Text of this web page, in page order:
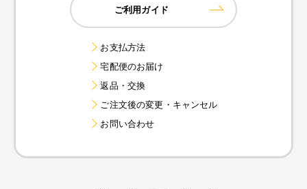
ご利用ガイド
お支払方法
宅配便のお届け
返品・交換
ご注文後の変更・キャンセル
お問い合わせ